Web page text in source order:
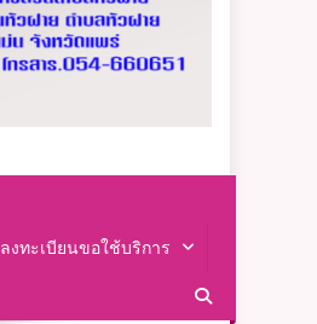
ลงทะเบียนขอใช้บริการ